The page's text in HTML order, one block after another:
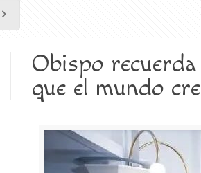
Obispo
que el mundo